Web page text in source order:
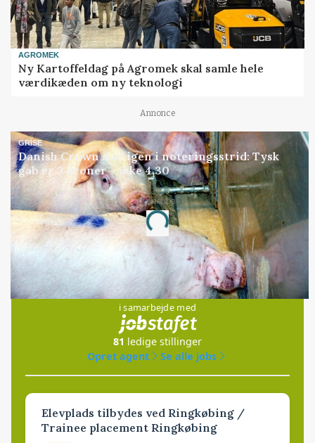
AGROMEK
Ny Kartoffeldag på Agromek skal samle hele
værdikæden om ny teknologi
Annonce
GRISE
Danish Crown slår igen i noteringsstrid: Tysk
gab er 3 kroner – ikke 4,30
Annonce
Loading...
Jobs
i samarbejde med
81 ledige stillinger
Opret agent
Se alle jobs
Elevplads tilbydes ved Ringkøbing /
Trainee placement Ringkøbing